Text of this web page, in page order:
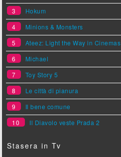
3
Hokum
4
Minions & Monsters
5
Ateez: Light the Way in Cinemas
6
Michael
7
Toy Story 5
8
Le città di pianura
9
Il bene comune
10
Il Diavolo veste Prada 2
Stasera in Tv